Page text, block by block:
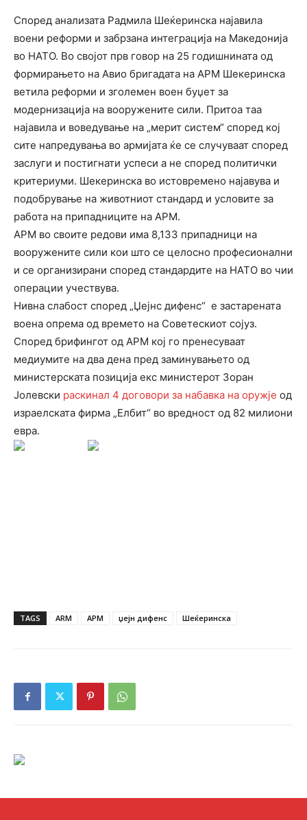
Според анализата Радмила Шеќеринска најавила
воени реформи и забрзана интеграција на Македонија
во НАТО. Во својот прв говор на 25 годишнината од
формирањето на Авио бригадата на АРМ Шекеринска
ветила реформи и зголемен воен буџет за
модернизација на вооружените сили. Притоа таа
најавила и воведување на „мерит систем“ според кој
сите напредувања во армијата ќе се случуваат според
заслуги и постигнати успеси а не според политички
критериуми. Шекеринска во истовремено најавува и
подобрување на животниот стандард и условите за
работа на припадниците на АРМ.
АРМ во своите редови има 8,133 припадници на
вооружените сили кои што се целосно професионални
и се организирани според стандардите на НАТО во чии
операции учествува.
Нивна слабост според „Џејнс дифенс“ е застарената
воена опрема од времето на Советескиот сојуз.
Според брифингот од АРМ кој го пренесуваат
медиумите на два дена пред заминувањето од
министерската позиција екс министерот Зоран
Јолевски раскинал 4 договори за набавка на оружје од
израелската фирма „Елбит“ во вредност од 82 милиони
евра.
TAGS ARM АРМ џејн дифенс Шеќеринска